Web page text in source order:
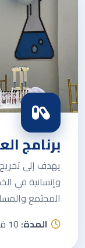
برنامج
يهدف إلى
وإنسانية في
المجتمع
المدة:10 فصول دراسية